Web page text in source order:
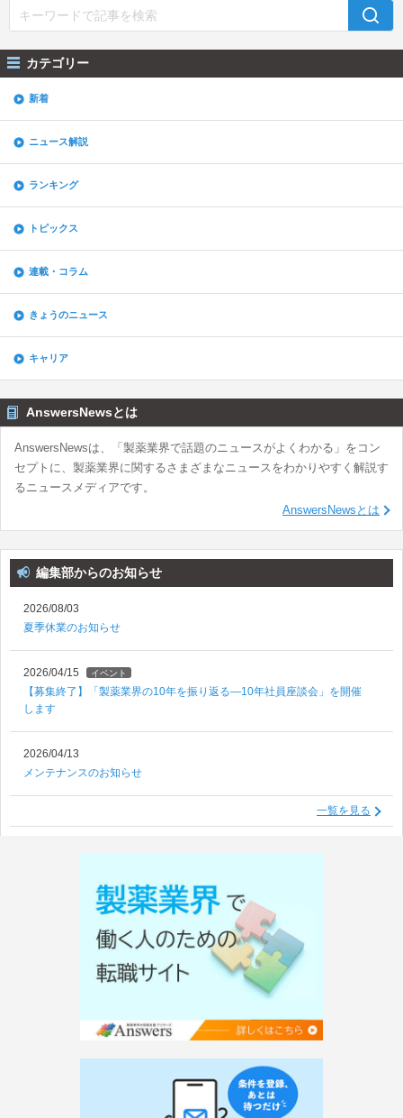
カテゴリー
新着
ニュース解説
ランキング
トピックス
連載・コラム
きょうのニュース
キャリア
AnswersNewsとは
AnswersNewsは、「製薬業界で話題のニュースがよくわかる」をコン
セプトに、製薬業界に関するさまざまなニュースをわかりやすく解説す
るニュースメディアです。
AnswersNewsとは
編集部からのお知らせ
2026/08/03
夏季休業のお知らせ
2026/04/15 イベント
【募集終了】「製薬業界の10年を振り返る―10年社員座談会」を開催
します
2026/04/13
メンテナンスのお知らせ
一覧を見る